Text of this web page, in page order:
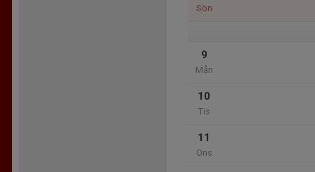
Sön
9
Mån
10
Tis
11
Ons